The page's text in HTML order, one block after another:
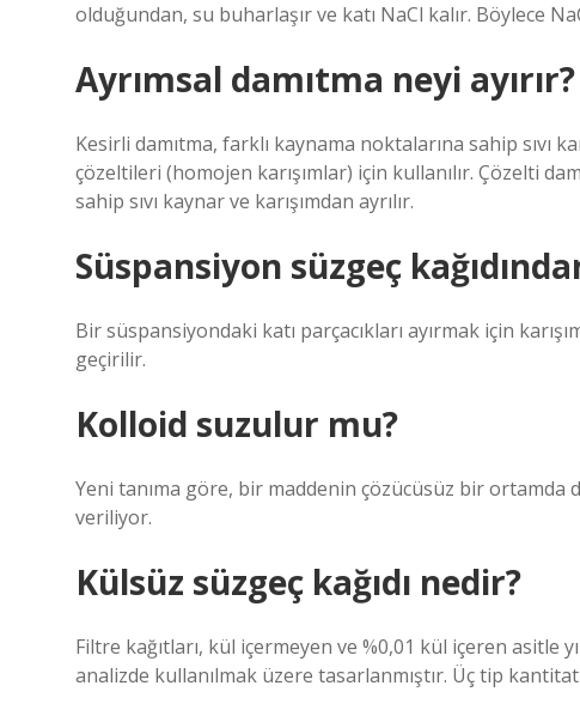
olduğundan, su buharlaşır ve katı NaCl kalır. Böylece
Ayrımsal damıtma neyi ayırır?
Kesirli damıtma, farklı kaynama noktalarına sahip sıvı
çözeltileri (homojen karışımlar) için kullanılır. Çözelti
sahip sıvı kaynar ve karışımdan ayrılır.
Süspansiyon süzgeç
Bir süspansiyondaki katı parçacıkları ayırmak için
geçirilir.
Kolloid suzulur mu?
Yeni tanıma göre, bir maddenin çözücüsüz bir ortamda
veriliyor.
Külsüz süzgeç kağıdı nedir?
Filtre kağıtları, kül içermeyen ve %0,01 kül içeren asitle
analizde kullanılmak üzere tasarlanmıştır. Üç tip